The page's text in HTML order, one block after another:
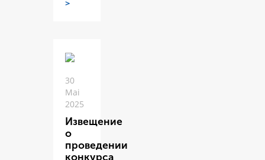
>
30
Mai
2025
Извещение
о
проведении
конкурса